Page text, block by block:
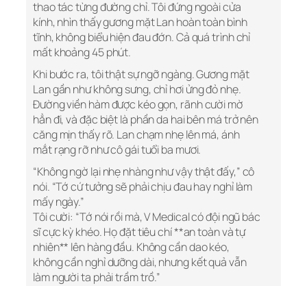
thao tác từng đường chỉ. Tôi đứng ngoài cửa
kính, nhìn thấy gương mặt Lan hoàn toàn bình
tĩnh, không biểu hiện đau đớn. Cả quá trình chỉ
mất khoảng 45 phút.
Khi bước ra, tôi thật sự ngỡ ngàng. Gương mặt
Lan gần như không sưng, chỉ hơi ửng đỏ nhẹ.
Đường viền hàm được kéo gọn, rãnh cười mờ
hẳn đi, và đặc biệt là phần da hai bên má trở nên
căng mịn thấy rõ. Lan chạm nhẹ lên má, ánh
mắt rạng rỡ như cô gái tuổi ba mươi.
“Không ngờ lại nhẹ nhàng như vậy thật đấy,” cô
nói. “Tớ cứ tưởng sẽ phải chịu đau hay nghỉ làm
mấy ngày.”
Tôi cười: “Tớ nói rồi mà, V Medical có đội ngũ bác
sĩ cực kỳ khéo. Họ đặt tiêu chí **an toàn và tự
nhiên** lên hàng đầu. Không cần dao kéo,
không cần nghỉ dưỡng dài, nhưng kết quả vẫn
làm người ta phải trầm trồ.”